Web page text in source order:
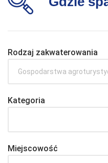
Rodzaj zakwaterowania
Gospodarstwa
Kategoria
Miejscowość